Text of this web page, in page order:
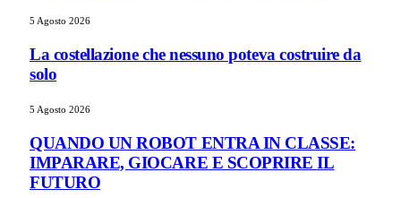
5 Agosto 2026
La costellazione che nessuno poteva costruire da
solo
5 Agosto 2026
QUANDO UN ROBOT ENTRA IN CLASSE:
IMPARARE, GIOCARE E SCOPRIRE IL
FUTURO